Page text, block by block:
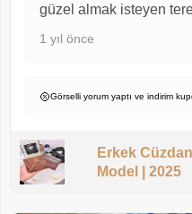
güzel almak isteyen
1 yıl önce
Görselli yorum yaptı ve indirim
Erkek
Model | 2025